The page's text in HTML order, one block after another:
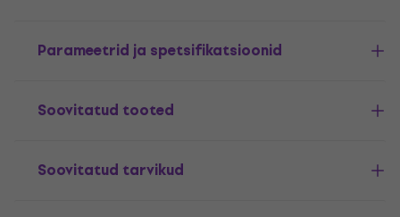
Parameetrid ja spetsifikatsioonid
Soovitatud tooted
Soovitatud tarvikud